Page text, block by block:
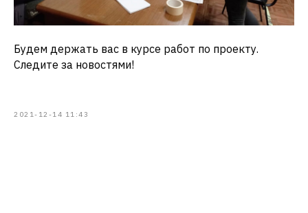
Будем держать вас в курсе работ по проекту.
Следите за новостями!
2021-12-14 11:43